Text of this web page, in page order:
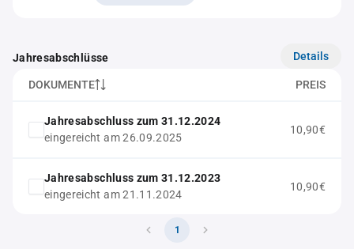
Jahresabschlüsse Details
DOKUMENTE PREIS
Jahresabschluss zum 31.12.2024
eingereicht am 26.09.2025
10,90€
Jahresabschluss zum 31.12.2023
eingereicht am 21.11.2024
10,90€
1